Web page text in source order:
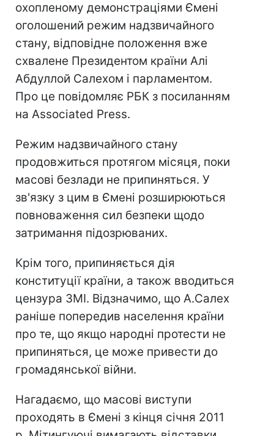
охопленому демонстраціями Ємені
оголошений режим надзвичайного
стану, відповідне положення вже
схвалене Президентом країни Алі
Абдуллой Салехом і парламентом.
Про це повідомляє РБК з посиланням
на Associated Press.
Режим надзвичайного стану
продовжиться протягом місяця, поки
масові безлади не припиняться. У
зв'язку з цим в Ємені розширюються
повноваження сил безпеки щодо
затримання підозрюваних.
Крім того, припиняється дія
конституції країни, а також вводиться
цензура ЗМІ. Відзначимо, що А.Салех
раніше попередив населення країни
про те, що якщо народні протести не
припиняться, це може привести до
громадянської війни.
Нагадаємо, що масові виступи
проходять в Ємені з кінця січня 2011